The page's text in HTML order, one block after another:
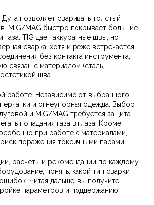
позволяет сваривать толстый
MIG/MAG быстро покрывает большие
TIG дает аккуратные швы, но
сварка, хотя и реже встречается
без контакта инструмента,
связан с материалом (сталь,
шва.
работе. Независимо от выбранного
и огнеупорная одежда. Выбор
и MIG/MAG требуется защита
попадания газа в глаза. Кроме
при работе с материалами,
поражения токсичными парами.
расчёты и рекомендации по каждому
понять, какой тип сварки
Читая дальше, вы получите
параметров и поддержанию